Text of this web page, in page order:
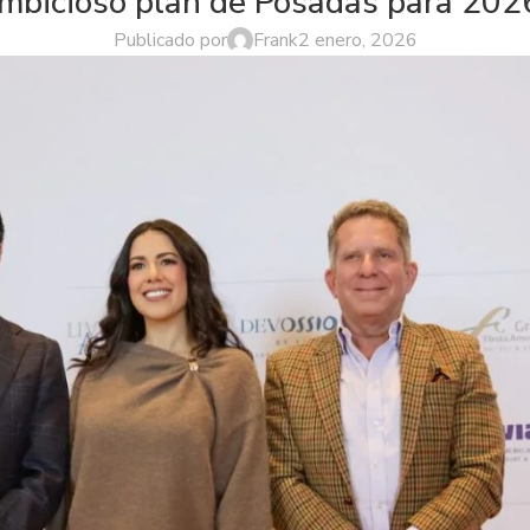
Publicado por Frank2 enero, 2026